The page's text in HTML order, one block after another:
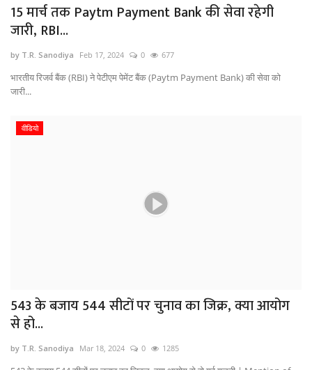
15 मार्च तक Paytm Payment Bank की सेवा रहेगी
जारी, RBI...
by T.R. Sanodiya Feb 17, 2024 0 677
भारतीय रिजर्व बैंक (RBI) ने पेटीएम पेमेंट बैंक (Paytm Payment Bank) की सेवा को
जारी...
वीडियो
543 के बजाय 544 सीटों पर चुनाव का जिक्र, क्या आयोग
से हो...
by T.R. Sanodiya Mar 18, 2024 0 1285